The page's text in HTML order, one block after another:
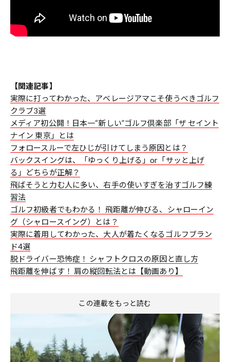
【関連記事】
実際に打ってわかった、アベレージアマこそ使うべきゴルフ
クラブ3選
メディア初公開！日本一“新しい”ゴルフ倶楽部「ザ セイント
ナイン 東京」とは
フォロースルーで左ひじが引けてしまう原因とは？
バックスイングは、「ゆっくり上げる」or「サッと上げ
る」どちらが正解？
飛ばそうと力む人に多い、右手の使いすぎを治すゴルフ練
習法
ゴルフ初級者でもわかる！ 飛距離が伸びる、シャローイン
グ（シャロースイング）とは？
実際に着用してわかった、大人が着たくなるゴルフブラン
ド4選
脱ドライバー恐怖症！ シャフトクロスの原因と直し方
飛距離を伸ばす！ 肩の縦回転法とは【動画あり】
この連載をもっと読む